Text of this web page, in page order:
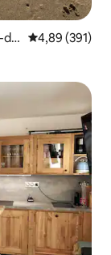
de
Évaluation
4,89 (391)